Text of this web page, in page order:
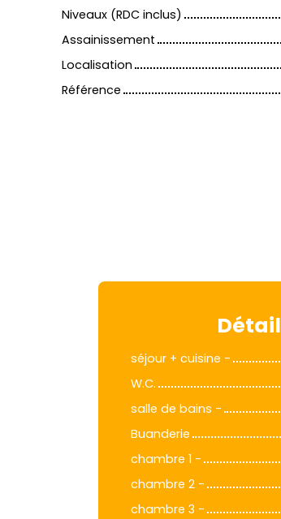
Niveaux (RDC inclus)
Assainissement
Localisation
Référence
Détail
séjour + cuisine -
W.C.
salle de bains -
Buanderie
chambre 1 -
chambre 2 -
chambre 3 -